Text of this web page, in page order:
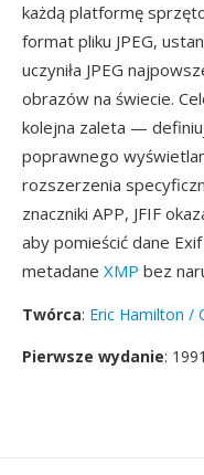
każdą platformę
format pliku JPEG,
uczyniła JPEG
obrazów na świecie.
kolejna zaleta —
poprawnego
rozszerzenia
znaczniki APP, JFIF
aby pomieścić dane
metadane XMP bez
Twórca: Eric Hamilton /
Pierwsze wydanie: 1991